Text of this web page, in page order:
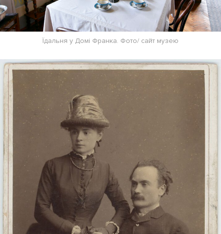
Їдальня у Домі Франка. Фото/ сайт музею